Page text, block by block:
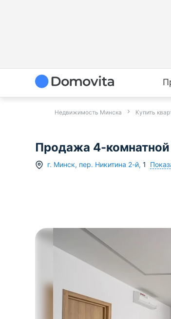
Недвижимость Минска Купить
Продажа 4-комнатной
г. Минск, пер. Никитина 2-й, 1